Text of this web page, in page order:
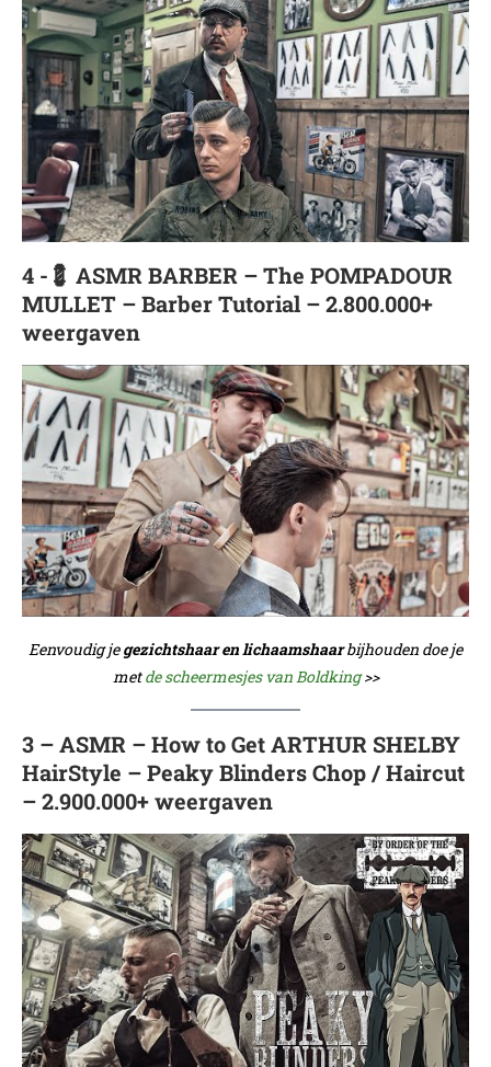
4 -💈 ASMR BARBER – The POMPADOUR
MULLET – Barber Tutorial – 2.800.000+
weergaven
Eenvoudig jegezichtshaar en lichaamshaarbijhouden doe je
metde scheermesjes van Boldking>>
3 – ASMR – How to Get ARTHUR SHELBY
HairStyle – Peaky Blinders Chop / Haircut
– 2.900.000+ weergaven